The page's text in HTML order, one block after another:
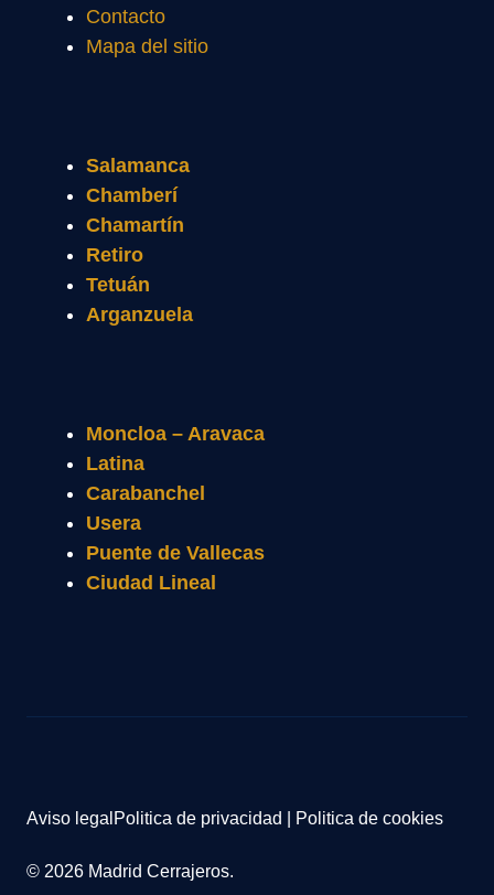
Contacto
Mapa del sitio
Salamanca
Chamberí
Chamartín
Retiro
Tetuán
Arganzuela
Moncloa – Aravaca
Latina
Carabanchel
Usera
Puente de Vallecas
Ciudad Lineal
© 2026 Madrid Cerrajeros.
Aviso legal Politica de privacidad Politica de cookies